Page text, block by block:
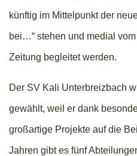
künftig im Mittelpunkt der
bei…“ stehen und medial
Zeitung begleitet werden.
Der SV Kali Unterbreizbach
gewählt, weil er dank
großartige Projekte auf die
Jahren gibt es fünf